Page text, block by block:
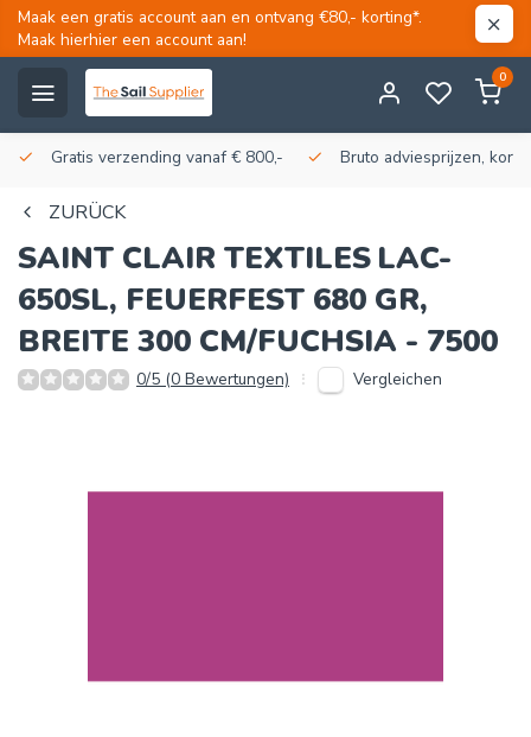
Maak een gratis account aan en ontvang €80,- korting*.
Maak hierhier een account aan!
0
Gratis verzending vanaf € 800,- Bruto adviesprijzen,
ZURÜCK
SAINT CLAIR TEXTILES LAC-
650SL, FEUERFEST 680 GR,
BREITE 300 CM/FUCHSIA - 7500
0/5 (0 Bewertungen) Vergleichen